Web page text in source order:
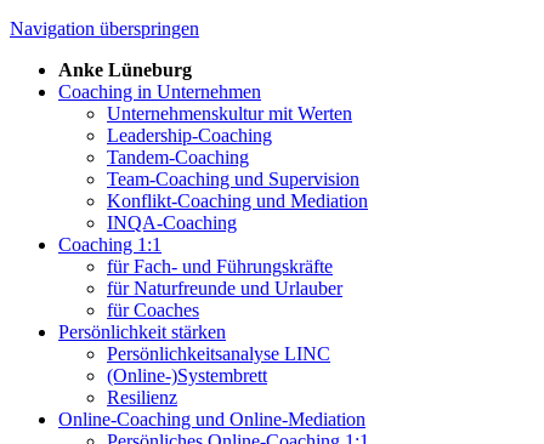
Navigation überspringen
Anke Lüneburg
Coaching in Unternehmen
Unternehmenskultur mit Werten
Leadership-Coaching
Tandem-Coaching
Team-Coaching und Supervision
Konflikt-Coaching und Mediation
INQA-Coaching
Coaching 1:1
für Fach- und Führungskräfte
für Naturfreunde und Urlauber
für Coaches
Persönlichkeit stärken
Persönlichkeitsanalyse LINC
(Online-)Systembrett
Resilienz
Online-Coaching und Online-Mediation